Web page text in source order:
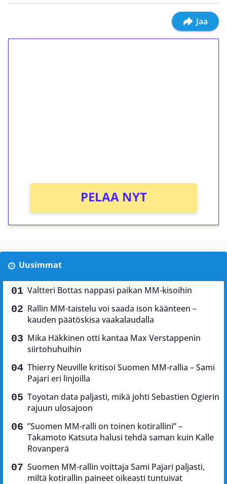
Jaa
PELAA NYT
Uusimmat
Valtteri Bottas nappasi paikan MM-kisoihin
Rallin MM-taistelu voi saada ison käänteen –
kauden päätöskisa vaakalaudalla
Mika Häkkinen otti kantaa Max Verstappenin
siirtohuhuihin
Thierry Neuville kritisoi Suomen MM-rallia – Sami
Pajari eri linjoilla
Toyotan data paljasti, mikä johti Sebastien Ogierin
rajuun ulosajoon
”Suomen MM-ralli on toinen kotirallini” –
Takamoto Katsuta halusi tehdä saman kuin Kalle
Rovanperä
Suomen MM-rallin voittaja Sami Pajari paljasti,
miltä kotirallin paineet oikeasti tuntuivat